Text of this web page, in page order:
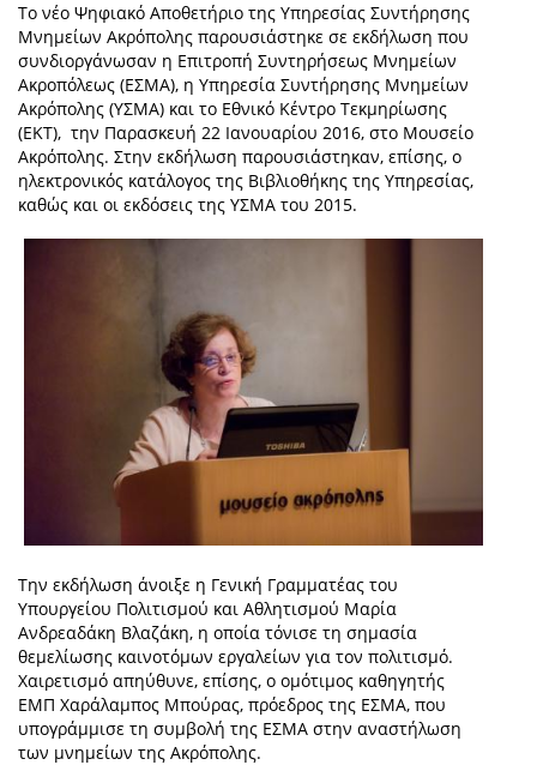
To νέο Ψηφιακό Αποθετήριο της Υπηρεσίας Συντήρησης
Μνημείων Ακρόπολης παρουσιάστηκε σε εκδήλωση που
συνδιοργάνωσαν η Επιτροπή Συντηρήσεως Μνημείων
Ακροπόλεως (ΕΣΜΑ), η Υπηρεσία Συντήρησης Μνημείων
Ακρόπολης (ΥΣΜΑ) και το Εθνικό Κέντρο Τεκμηρίωσης
(ΕΚΤ), την Παρασκευή 22 Ιανουαρίου 2016, στο Μουσείο
Ακρόπολης. Στην εκδήλωση παρουσιάστηκαν, επίσης, ο
ηλεκτρονικός κατάλογος της Βιβλιοθήκης της Υπηρεσίας,
καθώς και οι εκδόσεις της ΥΣΜΑ του 2015.
Την εκδήλωση άνοιξε η Γενική Γραμματέας του
Υπουργείου Πολιτισμού και Αθλητισμού Μαρία
Ανδρεαδάκη Βλαζάκη, η οποία τόνισε τη σημασία
θεμελίωσης καινοτόμων εργαλείων για τον πολιτισμό.
Χαιρετισμό απηύθυνε, επίσης, ο ομότιμος καθηγητής
ΕΜΠ Χαράλαμπος Μπούρας, πρόεδρος της ΕΣΜΑ, που
υπογράμμισε τη συμβολή της ΕΣΜΑ στην αναστήλωση
των μνημείων της Ακρόπολης.